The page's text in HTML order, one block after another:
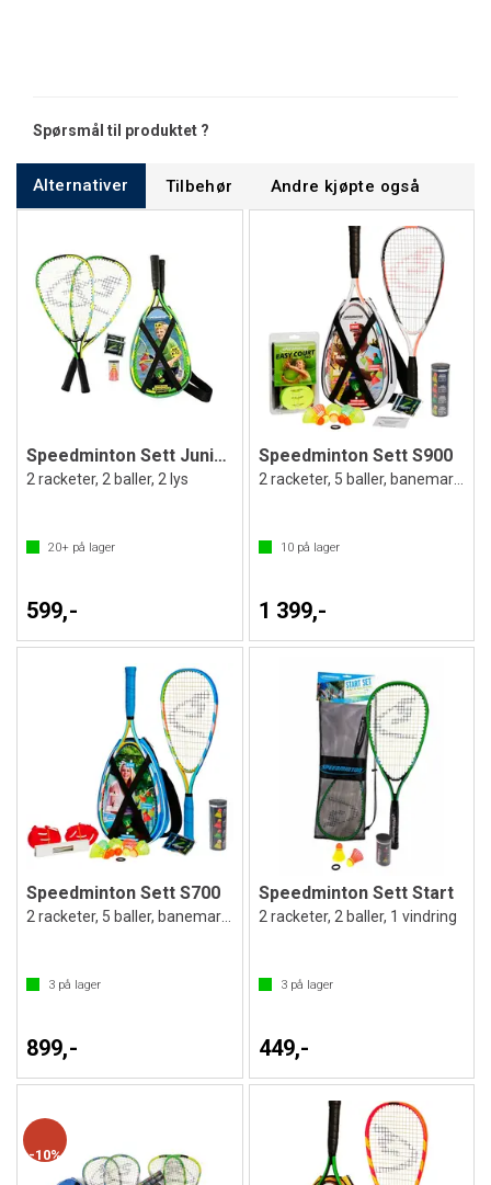
Spørsmål til produktet ?
Alternativer Tilbehør Andre kjøpte også
Speedminton Sett Junior S-JR
2 racketer, 2 baller, 2 lys
20+ på lager
599,-
Speedminton Sett S900
2 racketer, 5 baller, banemarkering ++
10på lager
1 399,-
Speedminton Sett S700
3 på lager
899,-
Speedminton Sett Start
2 racketer, 2 baller, 1 vindring
3på lager
449,-
10%